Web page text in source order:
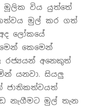
මූලික විය යුත්තේ
මුල් කර ගත්
ලෝකයේ
කෙමෙන්
රජ්‍යයන් අනෙකුත්
යනවා. සියලු
ජාතිකත්වයත්
නැගීමට මුල් තැන